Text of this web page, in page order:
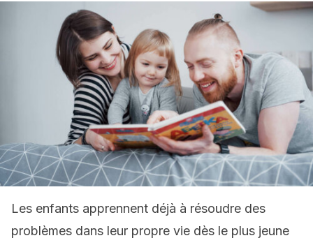
Les enfants apprennent déjà à résoudre des
problèmes dans leur propre vie dès le plus jeune